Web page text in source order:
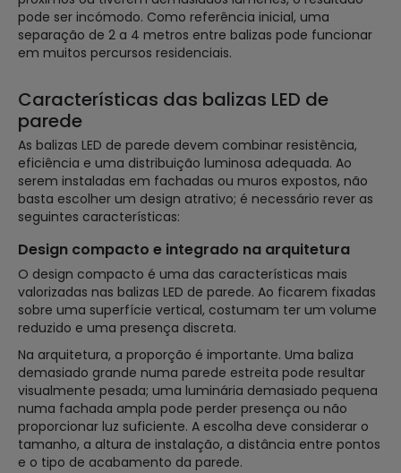
pode ser incómodo. Como referência inicial, uma
separação de 2 a 4 metros entre balizas pode funcionar
em muitos percursos residenciais.
Características das balizas LED de
parede
As balizas LED de parede devem combinar resistência,
eficiência e uma distribuição luminosa adequada. Ao
serem instaladas em fachadas ou muros expostos, não
basta escolher um design atrativo; é necessário rever as
seguintes características:
Design compacto e integrado na arquitetura
O design compacto é uma das características mais
valorizadas nas balizas LED de parede. Ao ficarem fixadas
sobre uma superfície vertical, costumam ter um volume
reduzido e uma presença discreta.
Na arquitetura, a proporção é importante. Uma baliza
demasiado grande numa parede estreita pode resultar
visualmente pesada; uma luminária demasiado pequena
numa fachada ampla pode perder presença ou não
proporcionar luz suficiente. A escolha deve considerar o
tamanho, a altura de instalação, a distância entre pontos
e o tipo de acabamento da parede.